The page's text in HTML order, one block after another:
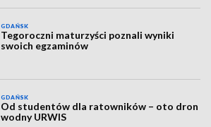
GDAŃSK
Tegoroczni maturzyści poznali wyniki
swoich egzaminów
GDAŃSK
Od studentów dla ratowników – oto dron
wodny URWIS